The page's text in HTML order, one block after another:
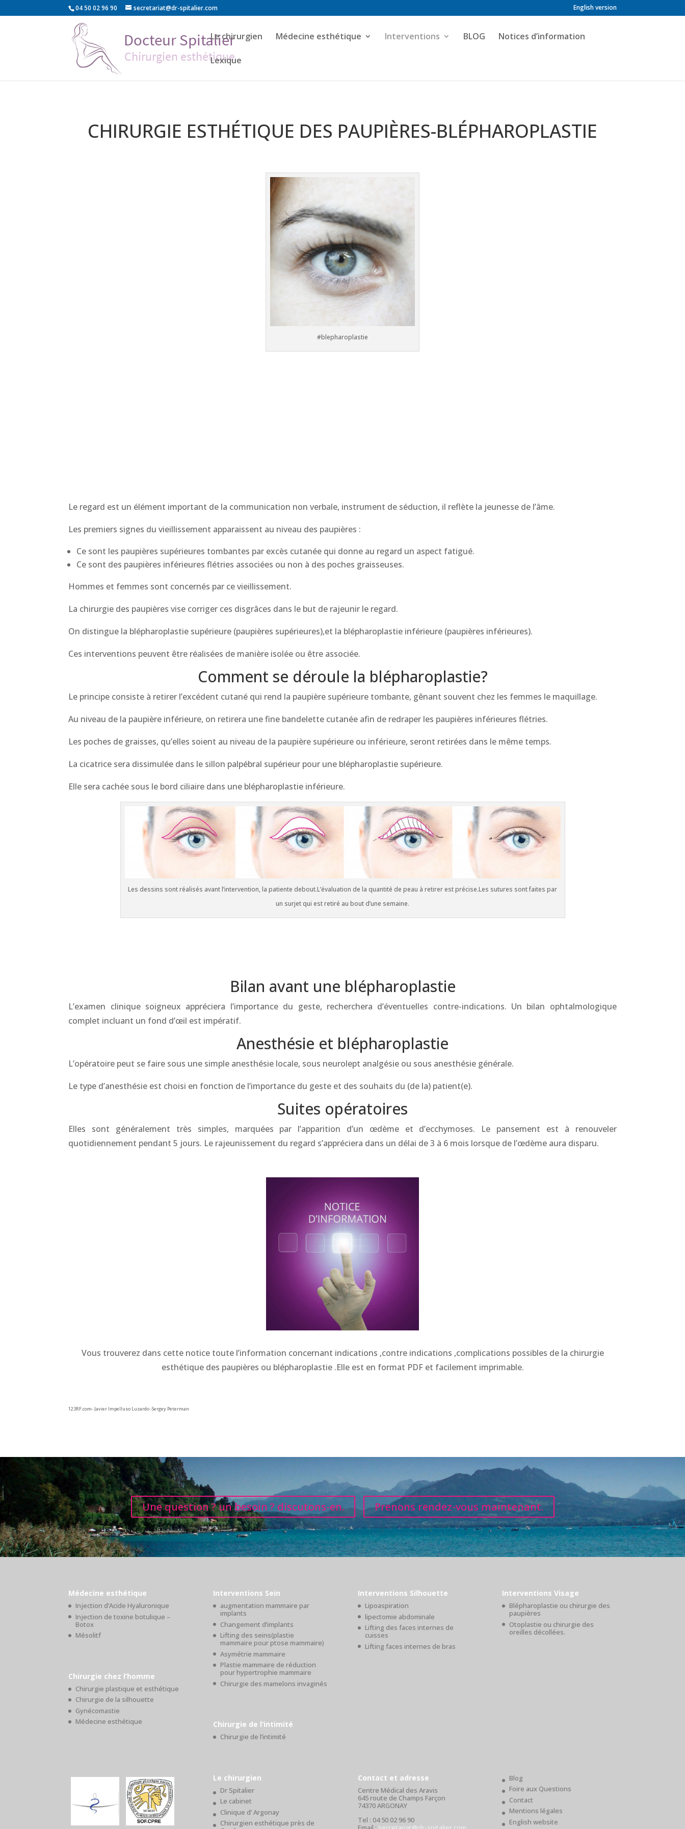
04 50 02 96 90 secretariat@dr-spitalier.com English version
Le chirurgien Médecine esthétique Interventions BLOG Notices d’information
Lexique
CHIRURGIE ESTHÉTIQUE DES PAUPIÈRES-BLÉPHAROPLASTIE
#blepharoplastie
Le regard est un élément important de la communication non verbale, instrument de séduction, il reflète la jeunesse de l’âme.
Les premiers signes du vieillissement apparaissent au niveau des paupières :
Ce sont les paupières supérieures tombantes par excès cutanée qui donne au regard un aspect fatigué.
Ce sont des paupières inférieures flétries associées ou non à des poches graisseuses.
Hommes et femmes sont concernés par ce vieillissement.
La chirurgie des paupières vise corriger ces disgrâces dans le but de rajeunir le regard.
On distingue la blépharoplastie supérieure (paupières supérieures),et la blépharoplastie inférieure (paupières inférieures).
Ces interventions peuvent être réalisées de manière isolée ou être associée.
Comment se déroule la blépharoplastie?
Le principe consiste à retirer l’excédent cutané qui rend la paupière supérieure tombante, gênant souvent chez les femmes le maquillage.
Au niveau de la paupière inférieure, on retirera une fine bandelette cutanée afin de redraper les paupières inférieures flétries.
Les poches de graisses, qu’elles soient au niveau de la paupière supérieure ou inférieure, seront retirées dans le même temps.
La cicatrice sera dissimulée dans le sillon palpébral supérieur pour une blépharoplastie supérieure.
Elle sera cachée sous le bord ciliaire dans une blépharoplastie inférieure.
Les dessins sont réalisés avant l’intervention, la patiente debout.L’évaluation de la quantité de peau à retirer est précise.Les sutures sont faites par
un surjet qui est retiré au bout d’une semaine.
Bilan avant une blépharoplastie
L’examen clinique soigneux appréciera l’importance du geste, recherchera d’éventuelles contre-indications. Un bilan ophtalmologique
complet incluant un fond d’œil est impératif.
Anesthésie et blépharoplastie
L’opératoire peut se faire sous une simple anesthésie locale, sous neurolept analgésie ou sous anesthésie générale.
Le type d’anesthésie est choisi en fonction de l’importance du geste et des souhaits du (de la) patient(e).
Suites opératoires
Elles sont généralement très simples, marquées par l’apparition d’un œdème et d’ecchymoses. Le pansement est à renouveler
quotidiennement pendant 5 jours. Le rajeunissement du regard s’appréciera dans un délai de 3 à 6 mois lorsque de l’œdème aura disparu.
Vous trouverez dans cette notice toute l’information concernant indications ,contre indications ,complications possibles de la chirurgie
esthétique des paupières ou blépharoplastie .Elle est en format PDF et facilement imprimable.
123RF.com- Javier Impelluso Luzardo -Sergey Peterman
Une question ? un besoin ? discutons-en. Prenons rendez-vous maintenant.
Médecine esthétique
Injection d’Acide Hyaluronique
Injection de toxine botulique –
Botox
Mésolitf
Chirurgie chez l’homme
Chirurgie plastique et esthétique
Chirurgie de la silhouette
Gynécomastie
Médecine esthétique
Interventions Sein
augmentation mammaire par
implants
Changement d’implants
Lifting des seins(plastie
mammaire pour ptose mammaire)
Asymétrie mammaire
Plastie mammaire de réduction
pour hypertrophie mammaire
Chirurgie des mamelons invaginés
Chirurgie de l’intimité
Chirurgie de l’intimité
Interventions Silhouette
Lipoaspiration
lipectomie abdominale
Lifting des faces internes de
cuisses
Lifting faces internes de bras
Interventions Visage
Blépharoplastie ou chirurgie des
paupières
Otoplastie ou chirurgie des
oreilles décollées.
Le chirurgien
Dr Spitalier
Le cabinet
Clinique d’ Argonay
Chirurgien esthétique près de
Contact et adresse
Centre Médical des Aravis
645 route de Champs Farçon
74370 ARGONAY
Tel : 04 50 02 96 90
Blog
Foire aux Questions
Contact
Mentions légales
English website